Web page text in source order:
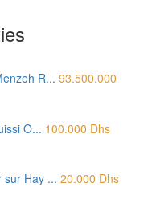
R... 93.500.000
O... 100.000 Dhs
sur Hay ... 20.000 Dhs